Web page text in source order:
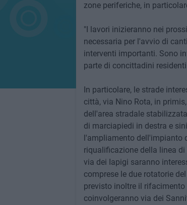
zone periferiche, in
"I lavori inizieranno nei
necessaria per l'avvio di
interventi importanti. Sono
parte di concittadini
In particolare, le strade
città, via Nino Rota, in
dell'area stradale
di marciapiedi in destra e
l'ampliamento dell'impianto
riqualificazione della linea
via dei Iapigi saranno
comprese le due rotatorie
previsto inoltre il
coinvolgeranno via dei